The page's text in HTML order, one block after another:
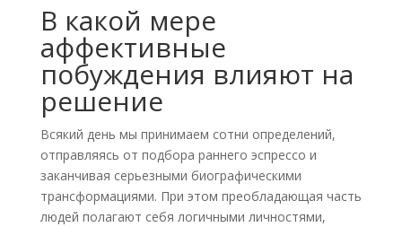
В какой мере
аффективные
побуждения влияют на
решение
Всякий день мы принимаем сотни определений,
отправляясь от подбора раннего эспрессо и
заканчивая серьезными биографическими
трансформациями. При этом преобладающая часть
людей полагают себя логичными личностями,